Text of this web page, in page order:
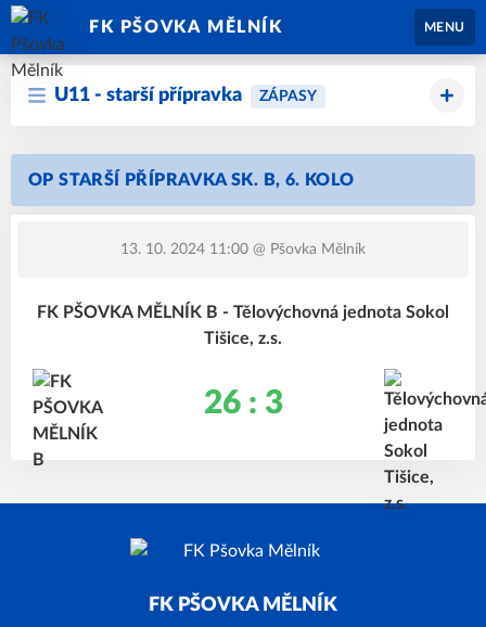
FK PŠOVKA MĚLNÍK MENU
U11 - starší přípravka ZÁPASY
OP STARŠÍ PŘÍPRAVKA SK. B, 6. KOLO
13. 10. 2024 11:00 @ Pšovka Mělník
FK PŠOVKA MĚLNÍK B - Tělovýchovná jednota Sokol
Tišice, z.s.
26 : 3
FK PŠOVKA MĚLNÍK